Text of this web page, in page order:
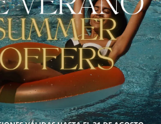
en Bio-Spa
tratamientos que combinan
de piedras calientes, cada
bienestar.
Bienestar corporal